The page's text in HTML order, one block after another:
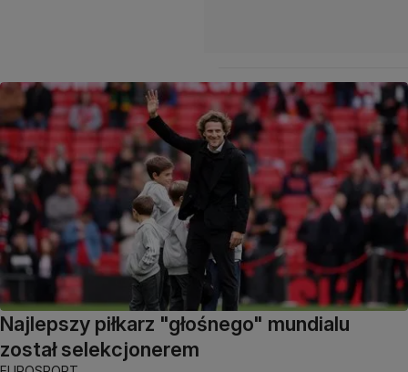
Najlepszy piłkarz "głośnego" mundialu
został selekcjonerem